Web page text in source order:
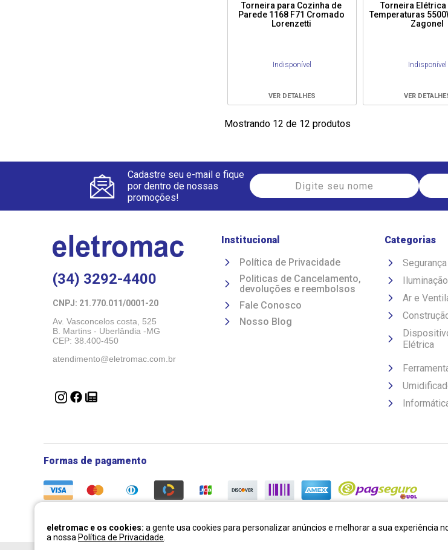
Torneira para Cozinha de
Parede 1168 F71 Cromado
Lorenzetti
Indisponível
VER DETALHES
Torneira Elétrica
Temperaturas
Zagonel
Indisponível
VER
Mostrando 12 de 12 produtos
Cadastre seu e-mail e fique
por dentro de nossas
promoções!
(34) 3292-4400
CNPJ: 21.770.011/0001-20
Av. Vasconcelos costa, 525
B. Martins - Uberlândia -MG
CEP: 38.400-450
atendimento@eletromac.com.br
Institucional
Política de Privacidade
Politicas de Cancelamento,
devoluções e reembolsos
Fale Conosco
Nosso Blog
Categorias
Segurança
Iluminação
Ar e
Elétrica
Formas de pagamento
eletromac e os cookies: a gente usa cookies para personalizar anúncios e melhorar a sua experiência
a nossa Política de Privacidade